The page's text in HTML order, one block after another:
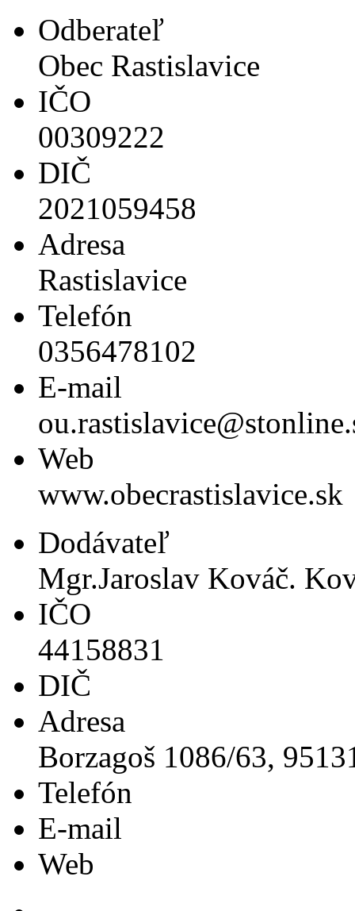
Odberateľ
Obec Rastislavice
IČO
00309222
DIČ
2021059458
Adresa
Rastislavice
Telefón
0356478102
E-mail
Web
www.obecrastislavice.sk
Dodávateľ
Mgr.Jaroslav Kováč.
IČO
44158831
DIČ
Adresa
Borzagoš 1086/63,
Telefón
E-mail
Web